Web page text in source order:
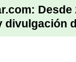
divulgación